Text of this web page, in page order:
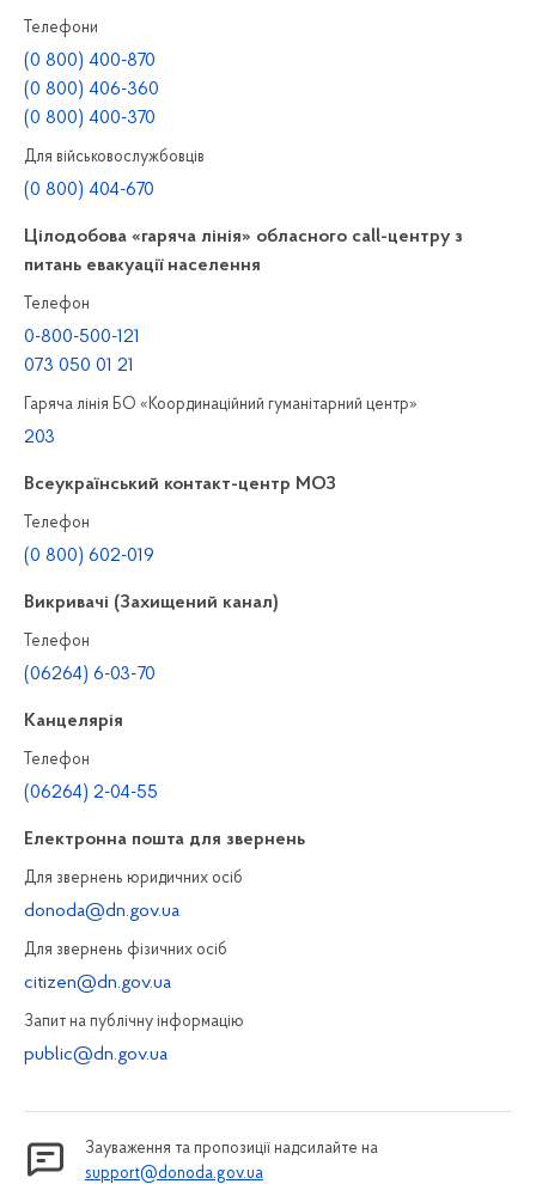
Телефони
(0 800) 400-870
(0 800) 406-360
(0 800) 400-370
Для військовослужбовців
(0 800) 404-670
Цілодобова «гаряча лінія» обласного call-центру з
питань евакуації населення
Телефон
0-800-500-121
073 050 01 21
Гаряча лінія БО «Координаційний гуманітарний центр»
203
Всеукраїнський контакт-центр МОЗ
Телефон
(0 800) 602-019
Викривачі (Захищений канал)
Телефон
(06264) 6-03-70
Канцелярiя
Телефон
(06264) 2-04-55
Електронна пошта для звернень
Для звернень юридичних осiб
donoda@dn.gov.ua
Для звернень фізичних осiб
citizen@dn.gov.ua
Запит на публiчну інформацiю
public@dn.gov.ua
Зауваження та пропозиції надсилайте на
support@donoda.gov.ua